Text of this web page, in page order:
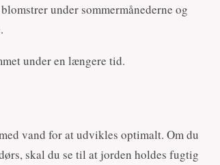
under sommermånederne og
under en længere tid.
vand for at udvikles optimalt. Om du
skal du se til at jorden holdes fugtig